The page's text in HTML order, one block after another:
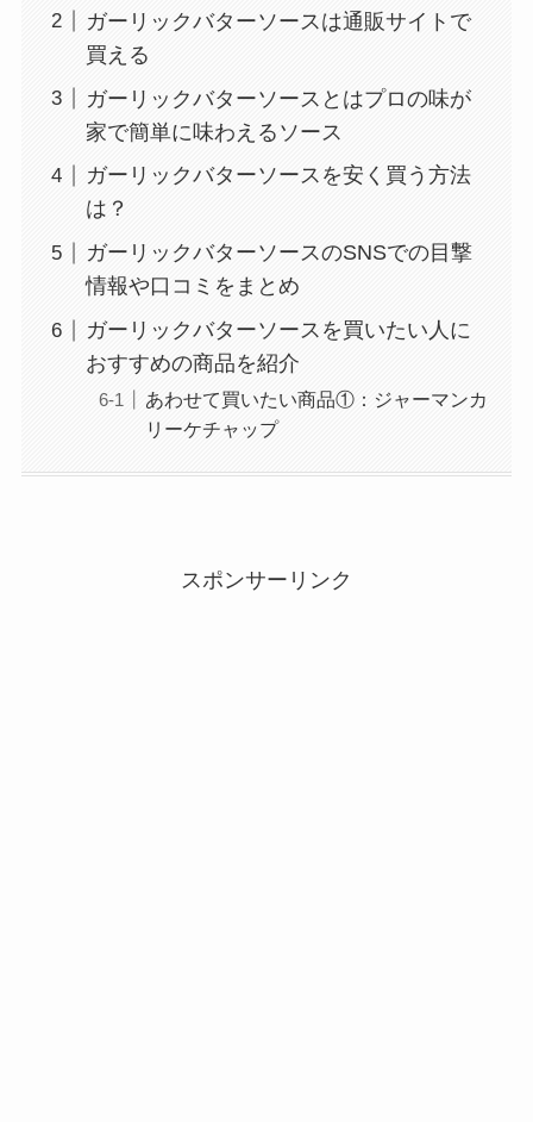
ガーリックバターソースは通販サイトで
買える
ガーリックバターソースとはプロの味が
家で簡単に味わえるソース
ガーリックバターソースを安く買う方法
は？
ガーリックバターソースのSNSでの目撃
情報や口コミをまとめ
ガーリックバターソースを買いたい人に
おすすめの商品を紹介
あわせて買いたい商品①：ジャーマンカ
リーケチャップ
スポンサーリンク